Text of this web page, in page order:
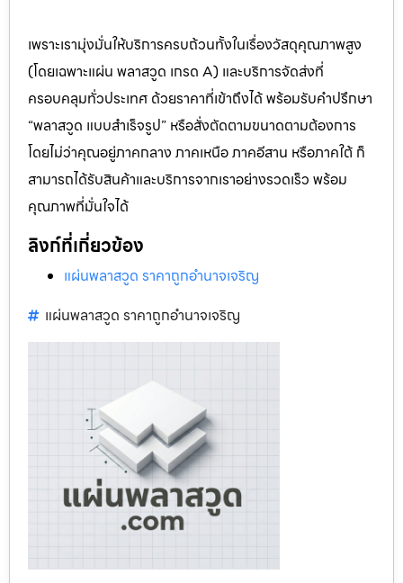
เพราะเรามุ่งมั่นให้บริการครบถ้วนทั้งในเรื่องวัสดุคุณภาพสูง
(โดยเฉพาะแผ่น พลาสวูด เกรด A) และบริการจัดส่งที่
ครอบคลุมทั่วประเทศ ด้วยราคาที่เข้าถึงได้ พร้อมรับคำปรึกษา
“พลาสวูด แบบสำเร็จรูป” หรือสั่งตัดตามขนาดตามต้องการ
โดยไม่ว่าคุณอยู่ภาคกลาง ภาคเหนือ ภาคอีสาน หรือภาคใต้ ก็
สามารถได้รับสินค้าและบริการจากเราอย่างรวดเร็ว พร้อม
คุณภาพที่มั่นใจได้
ลิงก์ที่เกี่ยวข้อง
แผ่นพลาสวูด ราคาถูกอำนาจเจริญ
แผ่นพลาสวูด ราคาถูกอำนาจเจริญ